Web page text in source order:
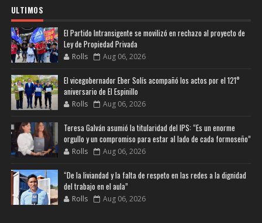
ULTIMOS
El Partido Intransigente se movilizó en rechazo al proyecto de
Ley de Propiedad Privada
Rolls Aug 06, 2026
El vicegobernador Eber Solís acompañó los actos por el 121°
aniversario de El Espinillo
Rolls Aug 06, 2026
Teresa Galván asumió la titularidad del IPS: “Es un enorme
orgullo y un compromiso para estar al lado de cada formoseño”
Rolls Aug 06, 2026
“De la liviandad y la falta de respeto en las redes a la dignidad
del trabajo en el aula”
Rolls Aug 06, 2026